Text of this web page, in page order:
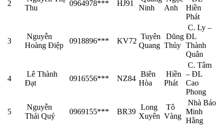
2
Thu
0964978*** HJ91
Ninh
Anh
Hiền
Phát
3
Nguyễn
Hoàng Điệp
0918896*** KV72
Tuyên
Quang
Dũng
Thủy
C. Ly –
ĐL
Thành
Quân
4
Lê Thành
Đạt
0916556*** NZ84
Biên
Hòa
Hiền
Phát
C. Tâm
– ĐL
Cao
Phong
5
Nguyễn
Thái Quý
0969155*** BR39
Long
Xuyên
Tô
Vàng
Nhà Báo
Minh
Hằng